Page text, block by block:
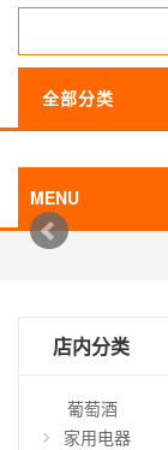
全部分类
MENU
店内分类
葡萄酒
家用电器